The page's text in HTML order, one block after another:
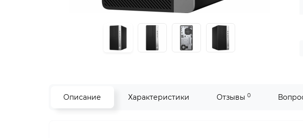
Описание Характеристики Отзывы 0